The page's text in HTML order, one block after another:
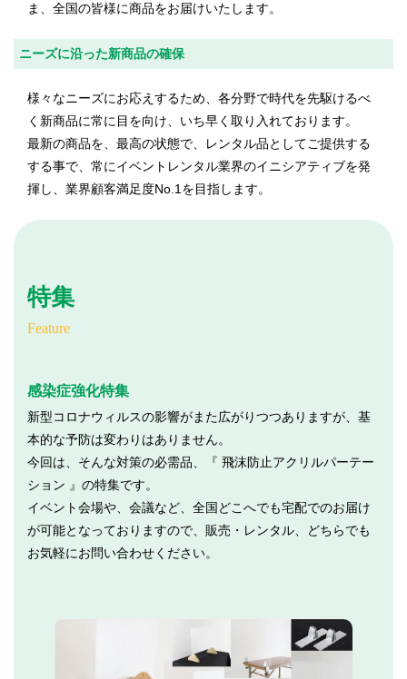
ま、全国の皆様に商品をお届けいたします。
ニーズに沿った新商品の確保
様々なニーズにお応えするため、各分野で時代を先駆けるべ
く新商品に常に目を向け、いち早く取り入れております。
最新の商品を、最高の状態で、レンタル品としてご提供する
する事で、常にイベントレンタル業界のイニシアティブを発
揮し、業界顧客満足度No.1を目指します。
特集
Feature
感染症強化特集
新型コロナウィルスの影響がまた広がりつつありますが、基
本的な予防は変わりはありません。
今回は、そんな対策の必需品、『 飛沫防止アクリルパーテー
ション 』の特集です。
イベント会場や、会議など、全国どこへでも宅配でのお届け
が可能となっておりますので、販売・レンタル、どちらでも
お気軽にお問い合わせください。